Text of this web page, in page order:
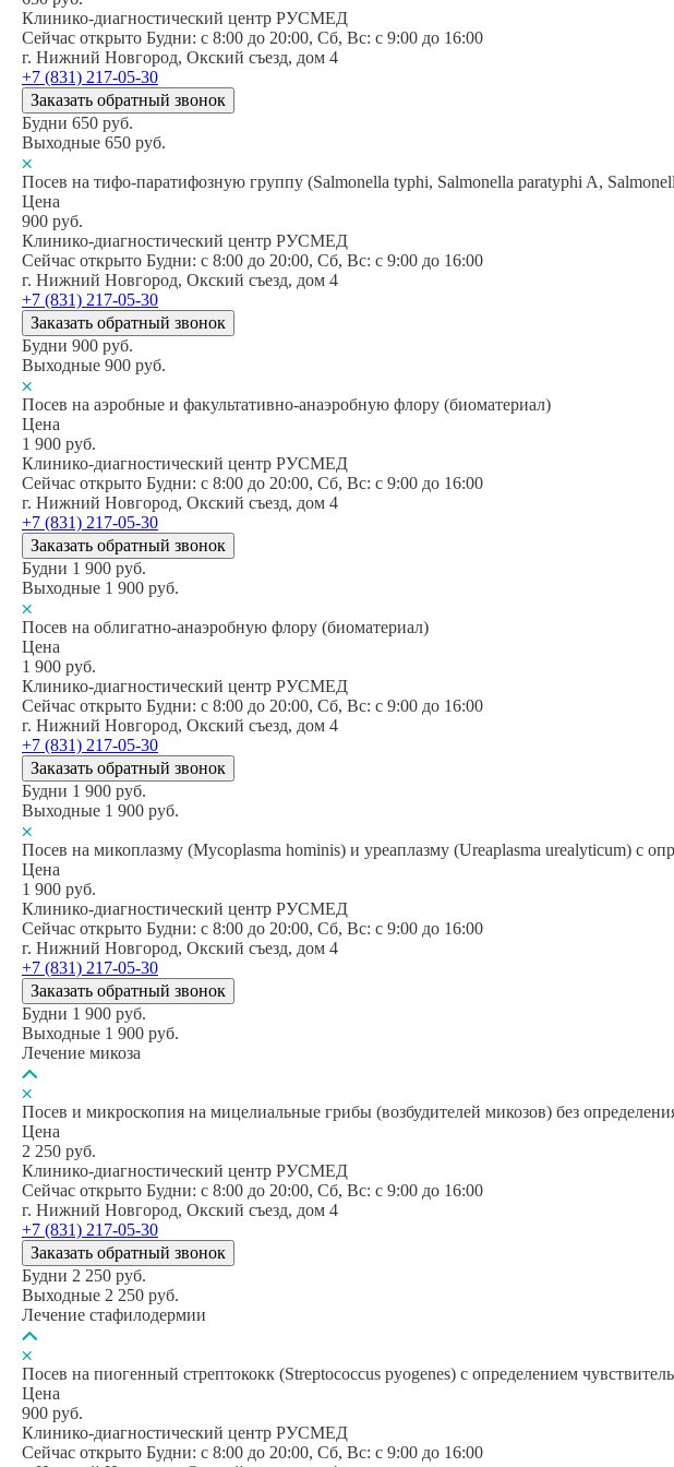
Клинико-диагностический центр РУСМЕД
Сейчас открыто Будни: c 8:00 до 20:00, Сб, Вс: c 9:00 до 16:00
г. Нижний Новгород, Окский съезд, дом 4
+7 (831) 217-05-30
Заказать обратный звонок
Будни 650 руб.
Выходные 650 руб.
Посев на тифо-паратифозную группу (Salmonella typhi, Salmonella paratyphi A,
Цена
900 руб.
Клинико-диагностический центр РУСМЕД
Сейчас открыто Будни: c 8:00 до 20:00, Сб, Вс: c 9:00 до 16:00
г. Нижний Новгород, Окский съезд, дом 4
+7 (831) 217-05-30
Заказать обратный звонок
Будни 900 руб.
Выходные 900 руб.
Посев на аэробные и факультативно-анаэробную флору (биоматериал)
Цена
1 900 руб.
Клинико-диагностический центр РУСМЕД
Сейчас открыто Будни: c 8:00 до 20:00, Сб, Вс: c 9:00 до 16:00
г. Нижний Новгород, Окский съезд, дом 4
+7 (831) 217-05-30
Заказать обратный звонок
Будни 1 900 руб.
Выходные 1 900 руб.
Посев на облигатно-анаэробную флору (биоматериал)
Цена
1 900 руб.
Клинико-диагностический центр РУСМЕД
Сейчас открыто Будни: c 8:00 до 20:00, Сб, Вс: c 9:00 до 16:00
г. Нижний Новгород, Окский съезд, дом 4
+7 (831) 217-05-30
Заказать обратный звонок
Будни 1 900 руб.
Выходные 1 900 руб.
Посев на микоплазму (Mycoplasma hominis) и уреаплазму (Ureaplasma urealyticum) с
Цена
1 900 руб.
Клинико-диагностический центр РУСМЕД
Сейчас открыто Будни: c 8:00 до 20:00, Сб, Вс: c 9:00 до 16:00
г. Нижний Новгород, Окский съезд, дом 4
+7 (831) 217-05-30
Заказать обратный звонок
Будни 1 900 руб.
Выходные 1 900 руб.
Лечение микоза
Посев и микроскопия на мицелиальные грибы (возбудителей микозов) без
Цена
2 250 руб.
Клинико-диагностический центр РУСМЕД
Сейчас открыто Будни: c 8:00 до 20:00, Сб, Вс: c 9:00 до 16:00
г. Нижний Новгород, Окский съезд, дом 4
+7 (831) 217-05-30
Заказать обратный звонок
Будни 2 250 руб.
Выходные 2 250 руб.
Лечение стафилодермии
Посев на пиогенный стрептококк (Streptococcus pyogenes) с определением
Цена
900 руб.
Клинико-диагностический центр РУСМЕД
Сейчас открыто Будни: c 8:00 до 20:00, Сб, Вс: c 9:00 до 16:00